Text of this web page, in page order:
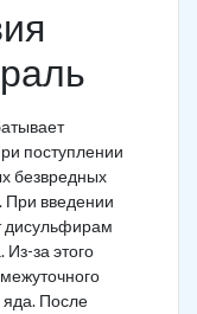
поступлении
безвредных
При введении
дисульфирам
Из-за этого
яда. После